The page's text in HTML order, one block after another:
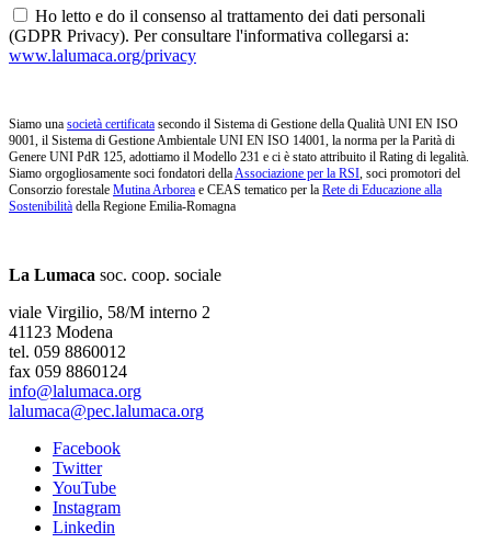
Ho letto e do il consenso al trattamento dei dati personali
(GDPR Privacy). Per consultare l'informativa collegarsi a:
www.lalumaca.org/privacy
Siamo una società certificata secondo il Sistema di Gestione della Qualità UNI EN ISO
9001, il Sistema di Gestione Ambientale UNI EN ISO 14001, la norma per la Parità di
Genere UNI PdR 125, adottiamo il Modello 231 e ci è stato attribuito il Rating di legalità.
Siamo orgogliosamente soci fondatori dellaAssociazione per la RSI, soci promotori del
Consorzio forestale Mutina Arborea e CEAS tematico per la Rete di Educazione alla
Sostenibilità della Regione Emilia-Romagna
La Lumaca soc. coop. sociale
viale Virgilio, 58/M interno 2
41123 Modena
tel. 059 8860012
fax 059 8860124
info@lalumaca.org
lalumaca@pec.lalumaca.org
Facebook
Twitter
YouTube
Instagram
Linkedin